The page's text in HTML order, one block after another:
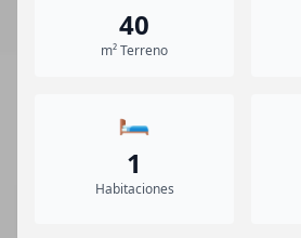
40
m² Terreno
🛏️
1
Habitaciones